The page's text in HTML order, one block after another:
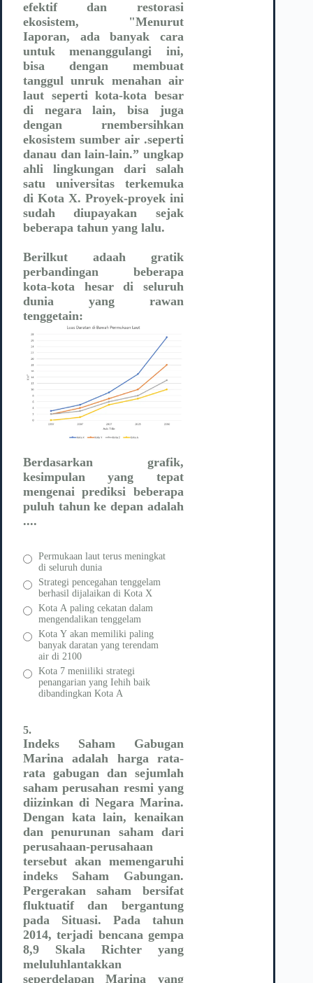
efektif dan restorasi
ekosistem, "Menurut
Iaporan, ada banyak cara
untuk menanggulangi ini,
bisa dengan membuat
tanggul unruk menahan air
laut seperti kota-kota besar
di negara lain, bisa juga
dengan rnembersihkan
ekosistem sumber air .seperti
danau dan lain-lain.” ungkap
ahli lingkungan dari salah
satu universitas terkemuka
di Kota X. Proyek-proyek ini
sudah diupayakan sejak
beberapa tahun yang lalu.
Berilkut adaah gratik
perbandingan beberapa
kota-kota hesar di seluruh
dunia yang rawan
tenggetain:
Berdasarkan grafik,
kesimpulan yang tepat
mengenai prediksi beberapa
puluh tahun ke depan adalah
....
Permukaan laut terus meningkat
di seluruh dunia
Strategi pencegahan tenggelam
berhasil dijalaikan di Kota X
Kota A paling cekatan dalam
mengendalikan tenggelam
Kota Y akan memiliki paling
banyak daratan yang terendam
air di 2100
Kota 7 meniiliki strategi
penangarian yang Iehih baik
dibandingkan Kota A
5.
Indeks Saham Gabugan
Marina adalah harga rata-
rata gabugan dan sejumlah
saham perusahan resmi yang
diizinkan di Negara Marina.
Dengan kata lain, kenaikan
dan penurunan saham dari
perusahaan-perusahaan
tersebut akan memengaruhi
indeks Saham Gabungan.
Pergerakan saham bersifat
fluktuatif dan bergantung
pada Situasi. Pada tahun
2014, terjadi bencana gempa
8,9 Skala Richter yang
meluluhlantakkan
seperdelapan Marina yang